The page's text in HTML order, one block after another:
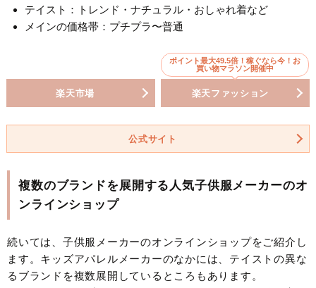
テイスト：トレンド・ナチュラル・おしゃれ着など
メインの価格帯：プチプラ〜普通
楽天市場
ポイント最大49.5倍！稼ぐなら今！お
買い物マラソン開催中
楽天ファッション
公式サイト
複数のブランドを展開する人気子供服メーカーのオ
ンラインショップ
続いては、子供服メーカーのオンラインショップをご紹介し
ます。キッズアパレルメーカーのなかには、テイストの異な
るブランドを複数展開しているところもあります。